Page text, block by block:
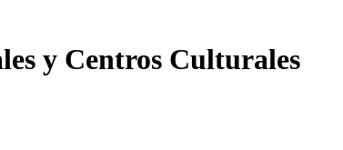
y Centros Culturales